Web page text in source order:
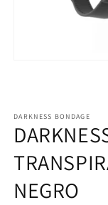
una
ventana
modal
DARKNESS BONDAGE
NEGRO